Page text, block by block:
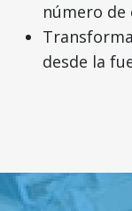
número de
desde la